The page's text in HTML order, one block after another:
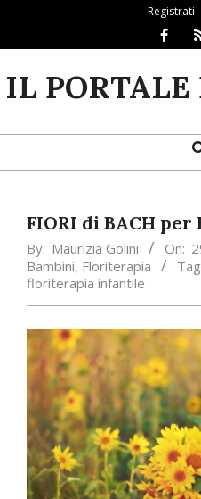
Registrati
IL
Navigation
FIORI di BACH per
By: Maurizia Golini On:
Bambini, Floriterapia
floriterapia infantile